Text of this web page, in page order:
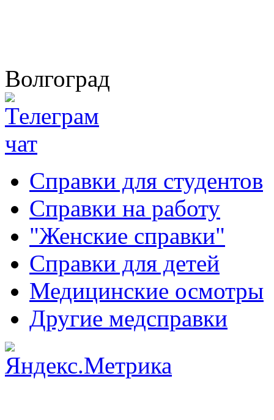
Волгоград
Справки для студентов
Справки на работу
"Женские справки"
Справки для детей
Медицинские осмотры
Другие медсправки